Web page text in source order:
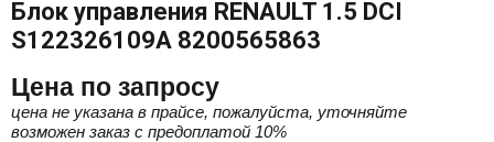
Блок управления RENAULT 1.5 DCI
S122326109A 8200565863
Цена по запросу
цена не указана в прайсе, пожалуйста, уточняйте
возможен заказ с предоплатой 10%